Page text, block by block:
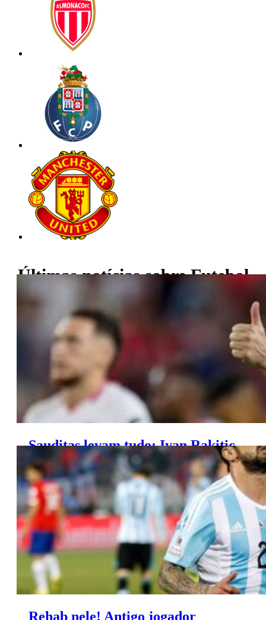
Últimas notícias sobreFutebol
Sauditas levam tudo: Ivan Rakitic
pode deixar o Sevilha
Rehab nele! Antigo jogador